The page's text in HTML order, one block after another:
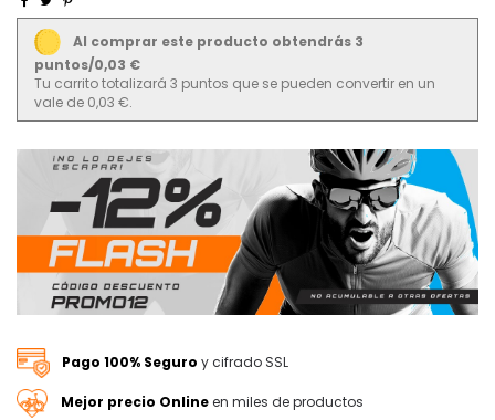
Al comprar este producto obtendrás 3
puntos/0,03 €
Tu carrito totalizará 3 puntos que se pueden convertir en un
vale de 0,03 €.
Pago 100% Seguro y cifrado SSL
Mejor precio Onlineen miles de productos